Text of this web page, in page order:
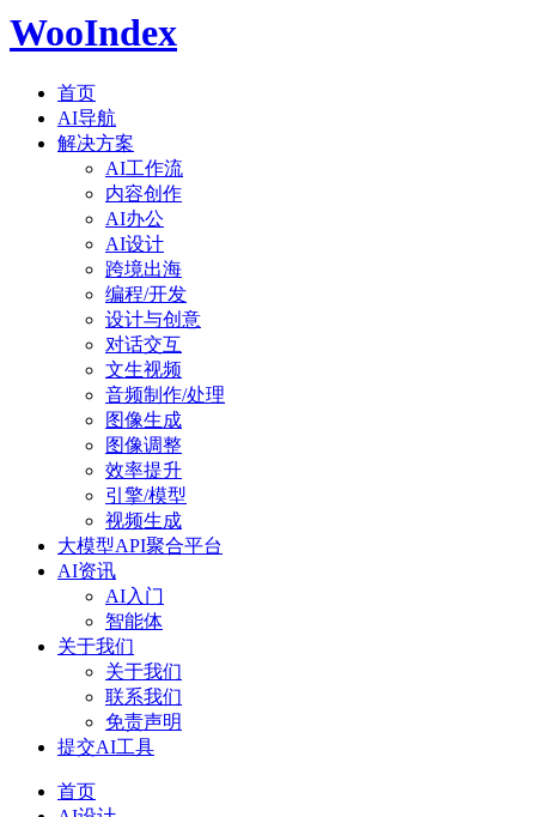
WooIndex
首页
AI导航
解决方案
AI工作流
内容创作
AI办公
AI设计
跨境出海
编程/开发
设计与创意
对话交互
文生视频
音频制作/处理
图像生成
图像调整
效率提升
引擎/模型
视频生成
大模型API聚合平台
AI资讯
AI入门
智能体
关于我们
关于我们
联系我们
免责声明
提交AI工具
首页